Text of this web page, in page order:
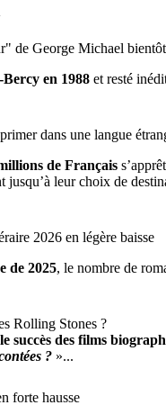
de George Michael
en 1988 et resté
dans une langue
de Français
jusqu’à leur choix de
2026 en légère baisse
de 2025, le nombre de
Rolling Stones ?
le succès des films
? »...
forte hausse